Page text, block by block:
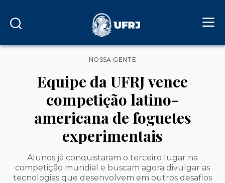
Categorias
NOSSA GENTE
Equipe da UFRJ vence
competição latino-
americana de foguetes
experimentais
Alunos já conquistaram o terceiro lugar na
competição mundial e buscam agora divulgar as
tecnologias que desenvolvem em outros desafios